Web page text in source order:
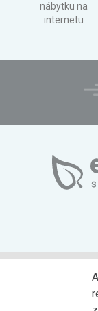
nábytku na
internetu